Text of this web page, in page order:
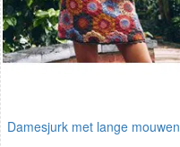
Damesjurk met lange mouwen